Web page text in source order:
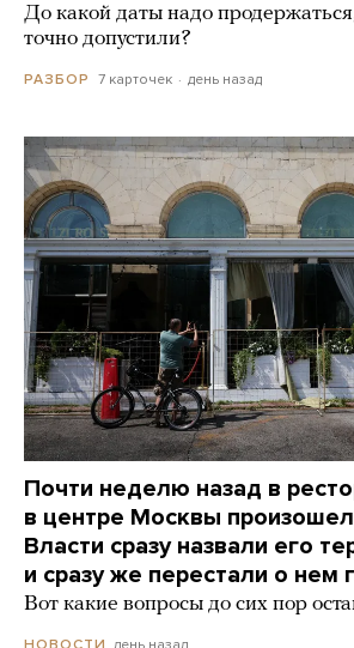
До какой даты надо
точно допустили?
РАЗБОР 7 карточек день назад
Почти неделю назад в
в центре Москвы
Власти сразу назвали его
и сразу же перестали о нем
Вот какие вопросы до сих пор
НОВОСТИ день назад